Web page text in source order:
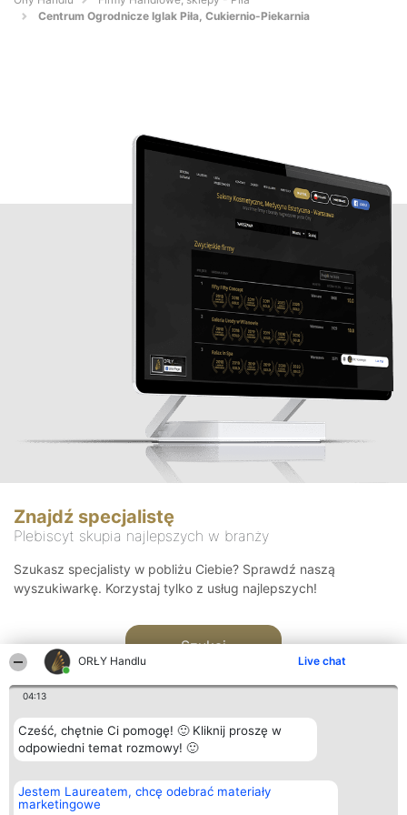
ORŁY Handlu Live chat
04:13
Cześć, chętnie Ci pomogę! 🙂 Kliknij proszę w
odpowiedni temat rozmowy! 🙂
Jestem Laureatem, chcę odebrać materiały
marketingowe
Centrum Ogrodnicze Iglak Piła, Cukiernio-Piekarnia
Znajdź specjalistę
Plebiscyt skupia najlepszych w branży
Szukasz specjalisty w pobliżu Ciebie? Sprawdź naszą
wyszukiwarkę. Korzystaj tylko z usług najlepszych!
Szukaj
Organizator plebiscytu
Bright Side Solutions sp. z o.
o. sp. k.
Plebiscyt
Laureaci
Kontakt
Kontakt